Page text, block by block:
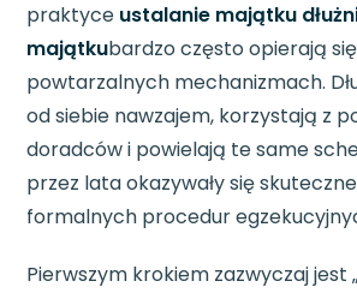
praktyce ustalanie majątku
majątkubardzo często opierają
powtarzalnych mechanizmach.
od siebie nawzajem, korzystają z
doradców i powielają te same
przez lata okazywały się
formalnych procedur
Pierwszym krokiem zazwyczaj jest